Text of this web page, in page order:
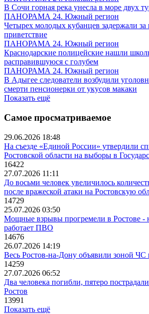
В Сочи горная река унесла в море двух
ПАНОРАМА 24. Южный регион
Четырех молодых кубанцев задержали за
приветствие
ПАНОРАМА 24. Южный регион
Краснодарские полицейские нашли
расправившуюся с голубем
ПАНОРАМА 24. Южный регион
В Адыгее следователи возбудили
смерти пенсионерки от укусов макаки
Показать ещё
Самое просматриваемое
29.06.2026 18:48
На съезде «Единой России» утвердили
Ростовской области на выборы в
16422
27.07.2026 11:11
До восьми человек увеличилось
после вражеской атаки на Ростовскую
14729
25.07.2026 03:50
Мощные взрывы прогремели в Ростове -
работает ПВО
14676
26.07.2026 14:19
Весь Ростов-на-Дону объявили зоной ЧС
14259
27.07.2026 06:52
Два человека погибли, пятеро
Ростов
13991
Показать ещё